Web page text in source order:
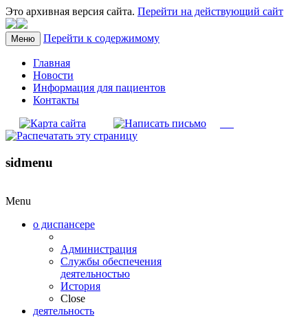
Это архивная версия сайта. Перейти на действующий сайт
Меню Перейти к содержимому
Главная
Новости
Информация для пациентов
Контакты
sidmenu
Menu
о диспансере
Администрация
Службы обеспечения
деятельностью
История
Close
деятельность